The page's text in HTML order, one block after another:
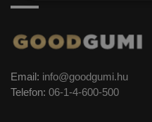
Email: info@goodgumi.hu
Telefon: 06-1-4-600-500